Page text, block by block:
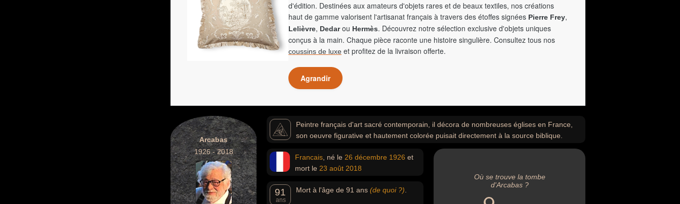
d'édition. Destinées aux amateurs d'objets rares et de beaux textiles, nos créations
haut de gamme valorisent l'artisanat français à travers des étoffes signées Pierre Frey,
Lelièvre, Dedarou Hermès. Découvrez notre sélection exclusive d'objets uniques
conçus à la main. Chaque pièce raconte une histoire singulière. Consultez tous nos
coussins de luxe et profitez de la livraison offerte.
Agrandir
Arcabas
1926 - 2018
Peintre français d'art sacré contemporain, il décora de nombreuses églises en France,
son oeuvre figurative et hautement colorée puisait directement à la source biblique.
Francais , né le 26 décembre 1926 et
mort le 23 août 2018
91
ans
Mort à l'âge de 91 ans (de quoi ?)
Où se trouve la tombe
d'Arcabas ?